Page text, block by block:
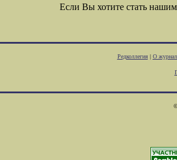
Если Вы хотите стать
Редколлегия| О